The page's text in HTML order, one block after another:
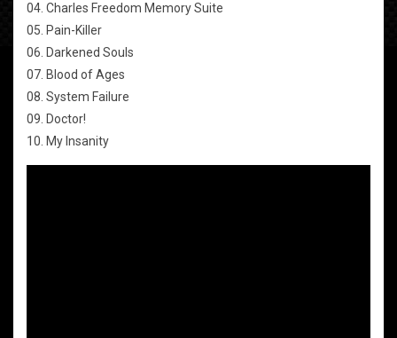
04. Charles Freedom Memory Suite
05. Pain-Killer
06. Darkened Souls
07. Blood of Ages
08. System Failure
09. Doctor!
10. My Insanity